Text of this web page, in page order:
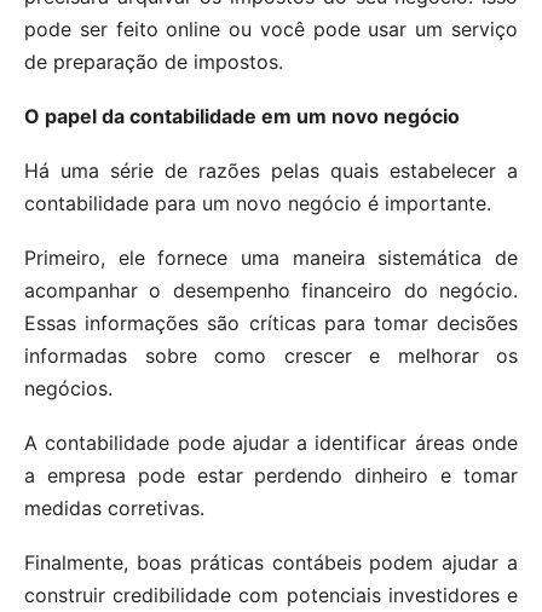
pode ser feito online ou você pode usar um serviço
de preparação de impostos.
O papel da contabilidade em um novo negócio
Há uma série de razões pelas quais estabelecer a
contabilidade para um novo negócio é importante.
Primeiro, ele fornece uma maneira sistemática de
acompanhar o desempenho financeiro do negócio.
Essas informações são críticas para tomar decisões
informadas sobre como crescer e melhorar os
negócios.
A contabilidade pode ajudar a identificar áreas onde
a empresa pode estar perdendo dinheiro e tomar
medidas corretivas.
Finalmente, boas práticas contábeis podem ajudar a
construir credibilidade com potenciais investidores e